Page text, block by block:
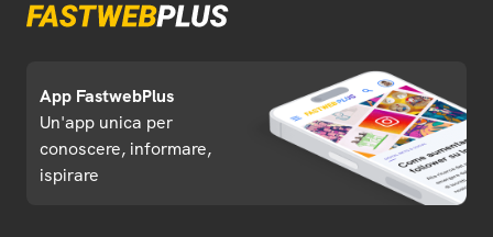
App FastwebPlus
Un'app unica per
conoscere, informare,
ispirare